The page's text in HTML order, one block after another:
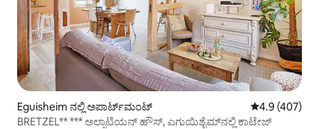
Eguisheim ನಲ್ಲಿ ಅಪಾರ್ಟ್‌ಮಂಟ್ 5 ರಲ್ಲಿ 4.9
4.9 (407)
BRETZEL** *** ಅಲ್ಸಾಟಿಯನ್ ಹೌಸ್, ಎಗುಯಿಶೈಮ್‌ನಲ್ಲಿ ಕಾಟೇಜ್